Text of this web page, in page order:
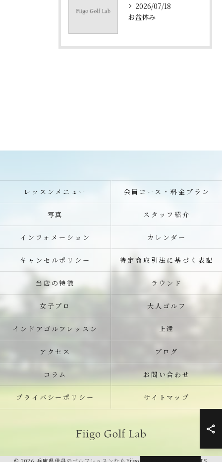
2026/07/18
お盆休み
レッスンメニュー 会員コース・料金プラン
写真 スタッフ紹介
インフォメーション カレンダー
キャンセルポリシー 特定商取引法に基づく表記
当店の特徴 ラウンド
女子プロ 大人ゴルフ
インドアゴルフレッスン 上達
アクセス ブログ
コラム お問い合わせ
プライバシーポリシー サイトマップ